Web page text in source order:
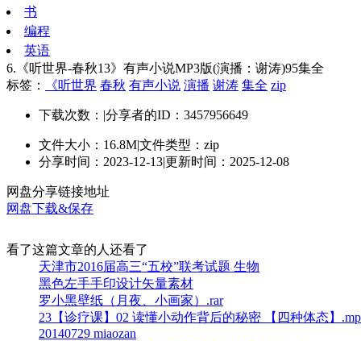
书
编程
英语
6.《听世界-春秋13》有声小说MP3版(演播：谢涛)95集全
标签：
《听世界 春秋 有声小说 演播 谢涛 集全 zip
下载次数： |分享者的ID：3457956649
文件大小：16.8M|文件类型：zip
分享时间：2023-12-13|更新时间：2025-12-08
网盘分享链接地址
网盘下载&保存
看了这篇文章的人还看了
天津市2016届高三“五校”联考试题 生物
黑色左手手印设计矢量素材
罗小黑壁纸（月夜、小画家）.rar
23【诊疗课】02 读懂小动作背后的秘密 【四种体态】
20140729 miaozan